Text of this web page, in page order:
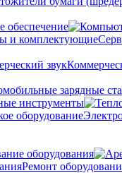
обеспечение
зарядные
инструменты
оборудования
Ремонт